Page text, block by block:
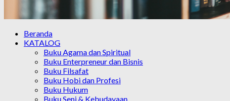
Beranda
KATALOG
Buku Agama dan Spiritual
Buku Enterpreneur dan Bisnis
Buku Filsafat
Buku Hobi dan Profesi
Buku Hukum
Buku Seni & Kebudayaan